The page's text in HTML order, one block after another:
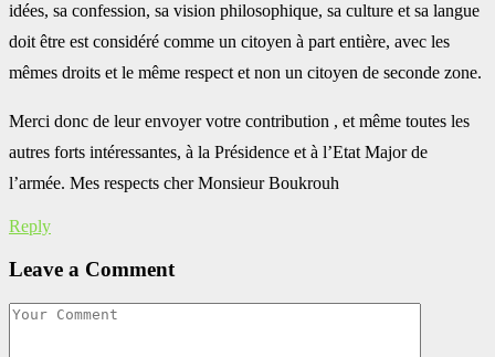
idées, sa confession, sa vision philosophique, sa culture et sa langue
doit être est considéré comme un citoyen à part entière, avec les
mêmes droits et le même respect et non un citoyen de seconde zone.
Merci donc de leur envoyer votre contribution , et même toutes les
autres forts intéressantes, à la Présidence et à l’Etat Major de
l’armée. Mes respects cher Monsieur Boukrouh
Reply
Leave a Comment